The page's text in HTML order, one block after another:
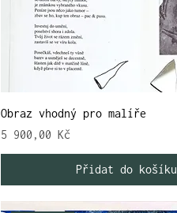
Obraz vhodný pro malíře
Cena
5 900,00 Kč
Přidat do košíku